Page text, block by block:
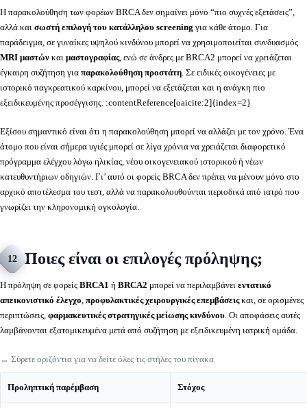
Η παρακολούθηση των φορέων BRCA δεν σημαίνει μόνο “πιο συχνές εξετάσεις”,
αλλά και σωστή επιλογή του κατάλληλου screening για κάθε άτομο. Για
παράδειγμα, σε γυναίκες υψηλού κινδύνου μπορεί να χρησιμοποιείται συνδυασμός
MRI μαστών και μαστογραφίας, ενώ σε άνδρες με BRCA2 μπορεί να χρειάζεται
έγκαιρη συζήτηση για παρακολούθηση προστάτη. Σε ειδικές οικογένειες με
ιστορικό παγκρεατικού καρκίνου, μπορεί να εξετάζεται και η ανάγκη πιο
εξειδικευμένης προσέγγισης. :contentReference[oaicite:2]{index=2}
Εξίσου σημαντικό είναι ότι η παρακολούθηση μπορεί να αλλάζει με τον χρόνο. Ένα
άτομο που είναι σήμερα υγιές μπορεί σε λίγα χρόνια να χρειάζεται διαφορετικό
πρόγραμμα ελέγχου λόγω ηλικίας, νέου οικογενειακού ιστορικού ή νέων
κατευθυντήριων οδηγιών. Γι’ αυτό οι φορείς BRCA δεν πρέπει να μένουν μόνο στο
αρχικό αποτέλεσμα του τεστ, αλλά να παρακολουθούνται περιοδικά από ιατρό που
γνωρίζει την κληρονομική ογκολογία.
12 Ποιες είναι οι επιλογές πρόληψης;
Η πρόληψη σε φορείς BRCA1 ή BRCA2 μπορεί να περιλαμβάνει εντατικό
απεικονιστικό έλεγχο, προφυλακτικές χειρουργικές επεμβάσειςκαι, σε ορισμένες
περιπτώσεις, φαρμακευτικές στρατηγικές μείωσης κινδύνου. Οι αποφάσεις αυτές
λαμβάνονται εξατομικευμένα μετά από συζήτηση με εξειδικευμένη ιατρική ομάδα.
↔️ Σύρετε οριζόντια για να δείτε όλες τις στήλες του πίνακα
Προληπτική παρέμβαση Στόχος